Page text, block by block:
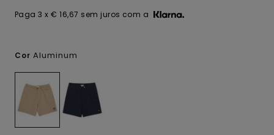
Paga 3 x € 16,67 sem juros com a
Cor Aluminum